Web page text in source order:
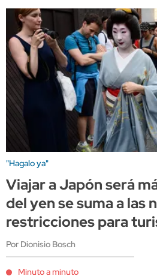
"Hagalo ya"
Viajar a Japón será
del yen se suma a las
restricciones para
Por Dionisio Bosch
Minuto a minuto